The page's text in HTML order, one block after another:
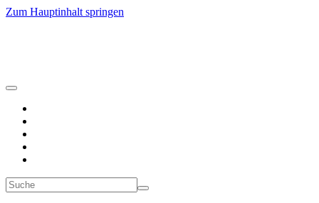
Zum Hauptinhalt springen